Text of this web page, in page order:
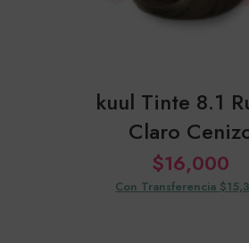
kuul Tinte 8.1
Claro
$16,000
Con Transferencia